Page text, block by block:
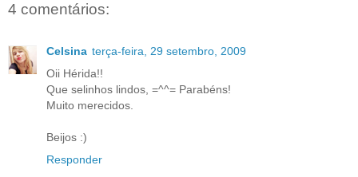
4 comentários:
Celsina terça-feira, 29 setembro, 2009
Oii Hérida!!
Que selinhos lindos, =^^= Parabéns!
Muito merecidos.
Beijos :)
Responder